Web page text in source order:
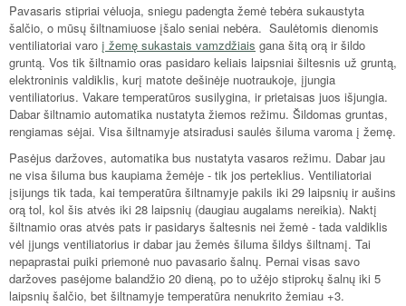
Pavasaris stipriai vėluoja, sniegu padengta žemė tebėra sukaustyta
šalčio, o mūsų šiltnamiuose įšalo seniai nebėra. Saulėtomis dienomis
ventiliatoriai varo į žemę sukastais vamzdžiais gana šitą orą ir šildo
gruntą. Vos tik šiltnamio oras pasidaro keliais laipsniai šiltesnis už gruntą,
elektroninis valdiklis, kurį matote dešinėje nuotraukoje, įjungia
ventiliatorius. Vakare temperatūros susilygina, ir prietaisas juos išjungia.
Dabar šiltnamio automatika nustatyta žiemos režimu. Šildomas gruntas,
rengiamas sėjai. Visa šiltnamyje atsiradusi saulės šiluma varoma į žemę.
Pasėjus daržoves, automatika bus nustatyta vasaros režimu. Dabar jau
ne visa šiluma bus kaupiama žemėje - tik jos perteklius. Ventiliatoriai
įsijungs tik tada, kai temperatūra šiltnamyje pakils iki 29 laipsnių ir aušins
orą tol, kol šis atvės iki 28 laipsnių (daugiau augalams nereikia). Naktį
šiltnamio oras atvės pats ir pasidarys šaltesnis nei žemė - tada valdiklis
vėl įjungs ventiliatorius ir dabar jau žemės šiluma šildys šiltnamį. Tai
nepaprastai puiki priemonė nuo pavasario šalnų. Pernai visas savo
daržoves pasėjome balandžio 20 dieną, po to užėjo stiprokų šalnų iki 5
laipsnių šalčio, bet šiltnamyje temperatūra nenukrito žemiau +3.